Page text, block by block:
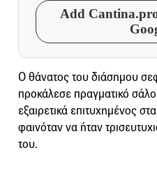
Add
Ο θάνατος του διάσημου
προκάλεσε πραγματικό
εξαιρετικά επιτυχημένος
φαινόταν να ήταν
του.